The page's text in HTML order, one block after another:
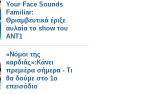
Your Face Sounds
Familiar:
Θριαμβευτικά έριξε
αυλαία το show του
ΑΝΤ1
«Νόμοι της
καρδιάς»:Kάνει
πρεμιέρα σήμερα - Τι
θα δούμε στο 1ο
επεισόδιο